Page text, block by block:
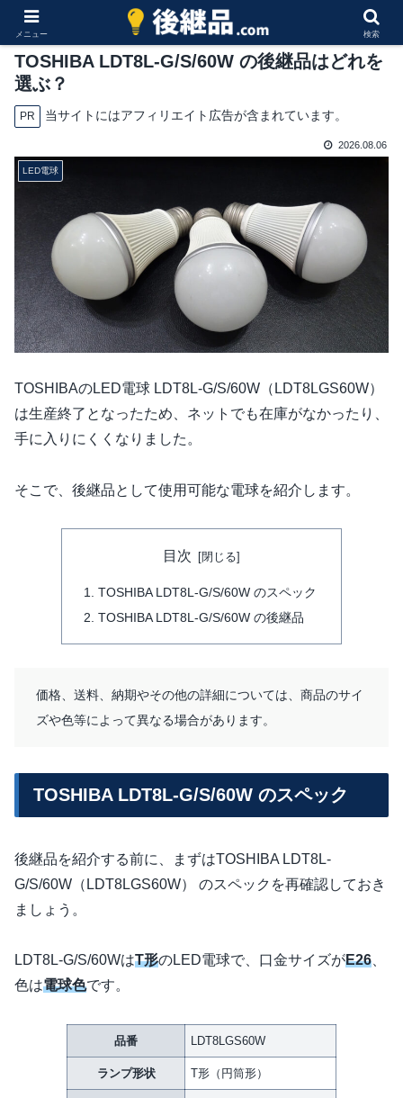
TOSHIBA LDT8L-G/S/60W の後継品はどれを
選ぶ？
PR 当サイトにはアフィリエイト広告が含まれています。
2026.08.06
LED電球
TOSHIBAのLED電球 LDT8L-G/S/60W（LDT8LGS60W）
は生産終了となったため、ネットでも在庫がなかったり、
手に入りにくくなりました。
そこで、後継品として使用可能な電球を紹介します。
目次
TOSHIBA LDT8L-G/S/60W のスペック
TOSHIBA LDT8L-G/S/60W の後継品
価格、送料、納期やその他の詳細については、商品のサイ
ズや色等によって異なる場合があります。
TOSHIBA LDT8L-G/S/60W のスペック
後継品を紹介する前に、まずはTOSHIBA LDT8L-
G/S/60W（LDT8LGS60W） のスペックを再確認しておき
ましょう。
LDT8L-G/S/60WはT形のLED電球で、口金サイズがE26
色は電球色です。
品番 LDT8LGS60W
ランプ形状 T形（円筒形）
メニュー 検索